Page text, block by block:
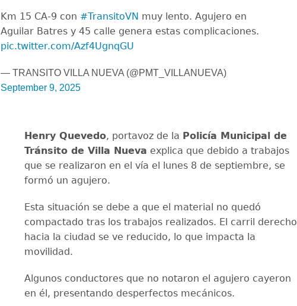
Km 15 CA-9 con #TransitoVN muy lento. Agujero en
Aguilar Batres y 45 calle genera estas complicaciones.
pic.twitter.com/Azf4UgnqGU
— TRANSITO VILLA NUEVA (@PMT_VILLANUEVA)
September 9, 2025
Henry Quevedo, portavoz de la Policía Municipal de
Tránsito de Villa Nueva explica que debido a trabajos
que se realizaron en el vía el lunes 8 de septiembre, se
formó un agujero.
Esta situación se debe a que el material no quedó
compactado tras los trabajos realizados. El carril derecho
hacia la ciudad se ve reducido, lo que impacta la
movilidad.
Algunos conductores que no notaron el agujero cayeron
en él, presentando desperfectos mecánicos.